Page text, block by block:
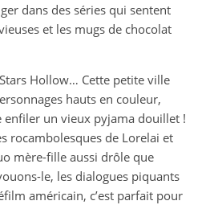
dans des séries qui sentent
et les mugs de chocolat
Hollow… Cette petite ville
hauts en couleur,
enfiler un vieux pyjama douillet !
rocambolesques de Lorelai et
mère-fille aussi drôle que
le, les dialogues piquants
américain, c’est parfait pour